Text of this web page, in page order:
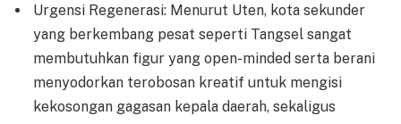
Urgensi Regenerasi: Menurut Uten, kota sekunder
yang berkembang pesat seperti Tangsel sangat
membutuhkan figur yang open-minded serta berani
menyodorkan terobosan kreatif untuk mengisi
kekosongan gagasan kepala daerah, sekaligus